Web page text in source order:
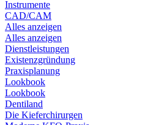
Instrumente
CAD/CAM
Alles anzeigen
Alles anzeigen
Dienstleistungen
Existenzgründung
Praxisplanung
Lookbook
Lookbook
Dentiland
Die Kieferchirurgen